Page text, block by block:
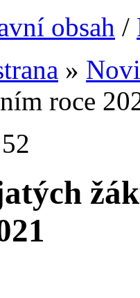
obsah /
»
roce